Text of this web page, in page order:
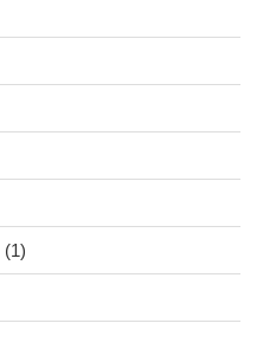
(1)